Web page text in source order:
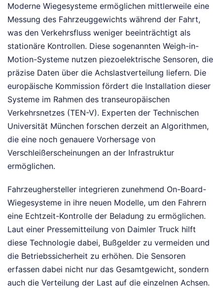
Moderne Wiegesysteme ermöglichen mittlerweile eine
Messung des Fahrzeuggewichts während der Fahrt,
was den Verkehrsfluss weniger beeinträchtigt als
stationäre Kontrollen. Diese sogenannten Weigh-in-
Motion-Systeme nutzen piezoelektrische Sensoren, die
präzise Daten über die Achslastverteilung liefern. Die
europäische Kommission fördert die Installation dieser
Systeme im Rahmen des transeuropäischen
Verkehrsnetzes (TEN-V). Experten der Technischen
Universität München forschen derzeit an Algorithmen,
die eine noch genauere Vorhersage von
Verschleißerscheinungen an der Infrastruktur
ermöglichen.
Fahrzeughersteller integrieren zunehmend On-Board-
Wiegesysteme in ihre neuen Modelle, um den Fahrern
eine Echtzeit-Kontrolle der Beladung zu ermöglichen.
Laut einer Pressemitteilung von Daimler Truck hilft
diese Technologie dabei, Bußgelder zu vermeiden und
die Betriebssicherheit zu erhöhen. Die Sensoren
erfassen dabei nicht nur das Gesamtgewicht, sondern
auch die Verteilung der Last auf die einzelnen Achsen.